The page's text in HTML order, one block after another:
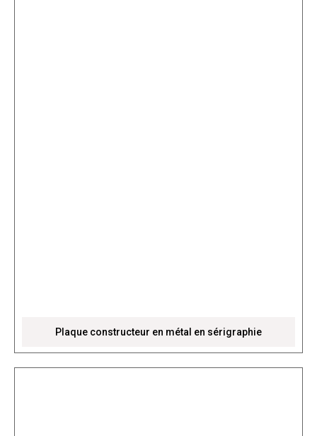
Plaque constructeur en métal en sérigraphie